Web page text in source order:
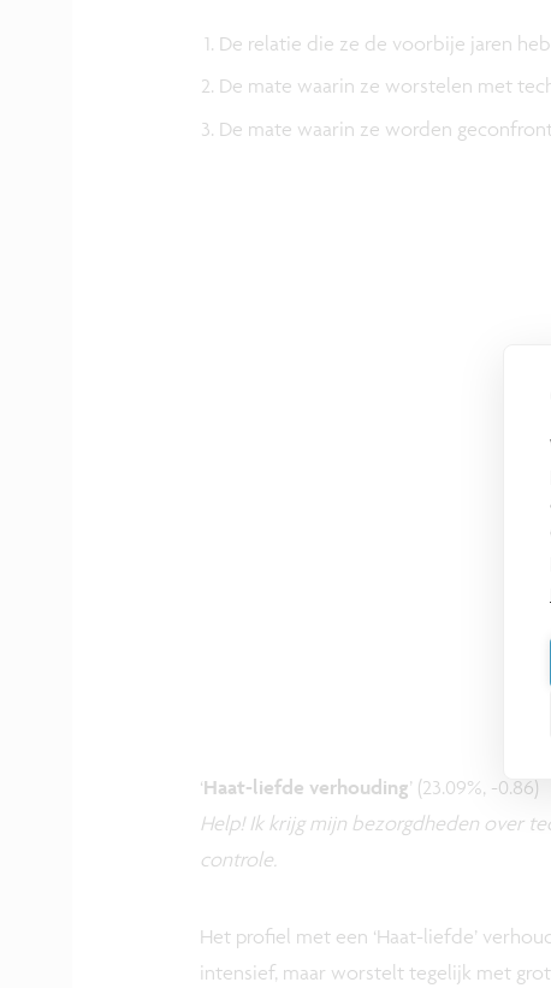
De relatie die ze de voorbije jaren
De mate waarin ze worstelen met
De mate waarin ze worden
‘Haat-liefde verhouding’ (23.09%, -0.86)
Help! Ik krijg mijn bezorgdheden over
controle.
Het profiel met een ‘Haat-liefde’
intensief, maar worstelt tegelijk met